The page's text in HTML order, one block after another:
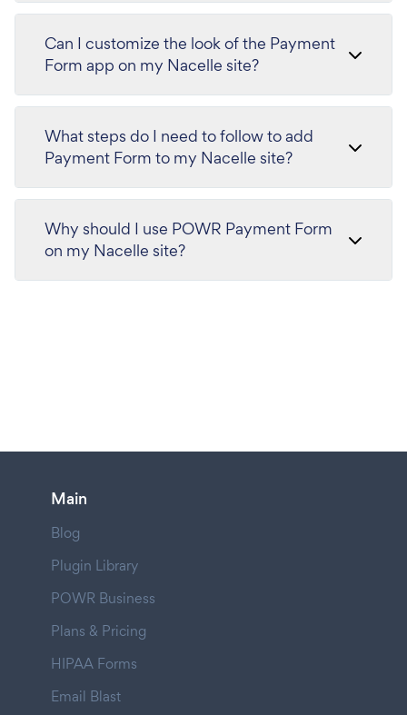
Can I customize the look of the Payment
Form app on my Nacelle site?
What steps do I need to follow to add
Payment Form to my Nacelle site?
Why should I use POWR Payment Form
on my Nacelle site?
Main
Blog
Plugin Library
POWR Business
Plans & Pricing
HIPAA Forms
Email Blast